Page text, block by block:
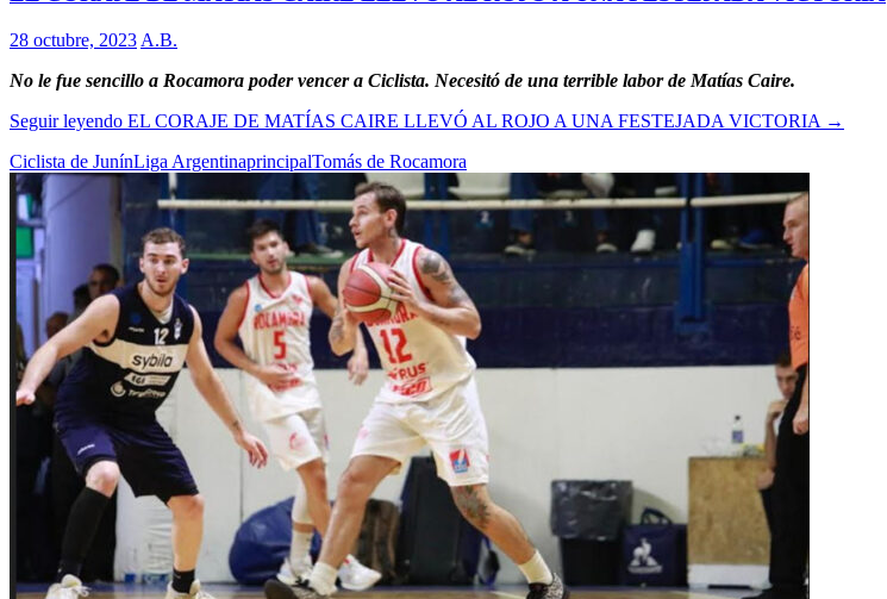
28 octubre, 2023 A.B.
No le fue sencillo a Rocamora poder vencer a Ciclista. Necesitó de una terrible labor de Matías Caire.
Seguir leyendo EL CORAJE DE MATÍAS CAIRE LLEVÓ AL ROJO A UNA FESTEJADA VICTORIA →
Ciclista de JunínLiga ArgentinaprincipalTomás de Rocamora